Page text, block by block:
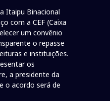
Itaipu Binacional
com a CEF (Caixa
um convênio
o repasse
e instituições.
os
a presidente da
o acordo será de